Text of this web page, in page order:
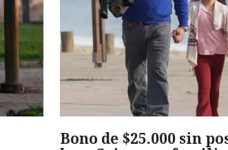
Bono de $25.000 sin